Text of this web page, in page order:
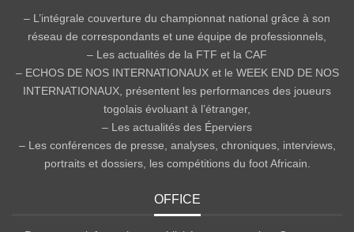
– L’intégrale couverture du championnat national grâce à son
réseau de correspondants et une équipe de professionnels,
– Les actualités de la FTF et la CAF
– ECHOS DE NOS INTERNATIONAUX et le WEEK END DE NOS
INTERNATIONAUX, présentent les performances des joueurs
togolais évoluant à l’étranger,
– Les actualités des Éperviers
– Les conférences de presse, analyses, chroniques, interviews,
portraits et dossiers, les compétitions du foot Africain.
OFFICE